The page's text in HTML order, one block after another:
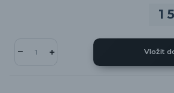
1
Vložit